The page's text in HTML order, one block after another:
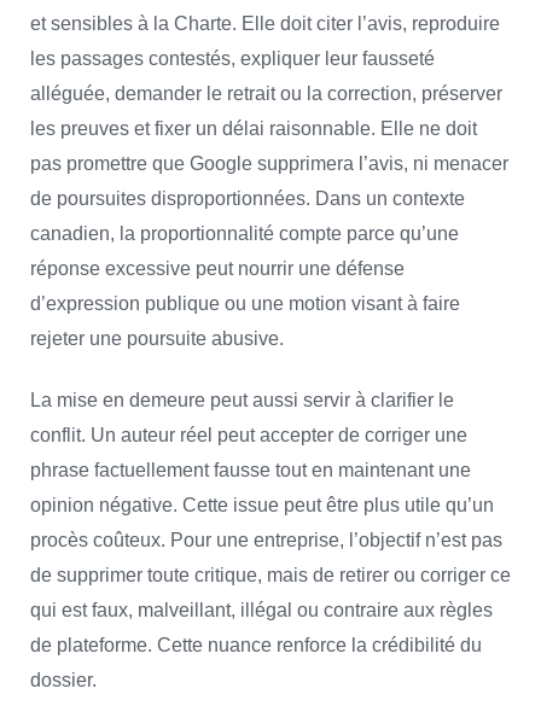
et sensibles à la Charte. Elle doit citer l’avis, reproduire
les passages contestés, expliquer leur fausseté
alléguée, demander le retrait ou la correction, préserver
les preuves et fixer un délai raisonnable. Elle ne doit
pas promettre que Google supprimera l’avis, ni menacer
de poursuites disproportionnées. Dans un contexte
canadien, la proportionnalité compte parce qu’une
réponse excessive peut nourrir une défense
d’expression publique ou une motion visant à faire
rejeter une poursuite abusive.
La mise en demeure peut aussi servir à clarifier le
conflit. Un auteur réel peut accepter de corriger une
phrase factuellement fausse tout en maintenant une
opinion négative. Cette issue peut être plus utile qu’un
procès coûteux. Pour une entreprise, l’objectif n’est pas
de supprimer toute critique, mais de retirer ou corriger ce
qui est faux, malveillant, illégal ou contraire aux règles
de plateforme. Cette nuance renforce la crédibilité du
dossier.